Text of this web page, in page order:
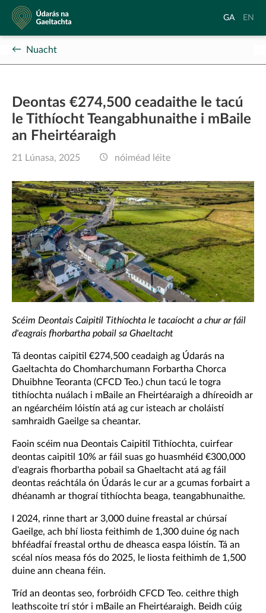
Údarás
na
Gaeltachta
Aistrigh
Gaeilge
GA
to
EN
Nuacht
Deontas €274,500 ceadaithe le tacú
le Tithíocht Teangabhunaithe i mBaile
an Fheirtéaraigh
21 Lúnasa, 2025 nóiméad léite
Scéim Deontais Caipitil Tithíochta le tacaíocht a chur ar fáil
d'eagrais fhorbartha pobail sa Ghaeltacht
Tá deontas caipitil €274,500 ceadaigh ag Údarás na
Gaeltachta do Chomharchumann Forbartha Chorca
Dhuibhne Teoranta (CFCD Teo.) chun tacú le togra
tithíochta nuálach i mBaile an Fheirtéaraigh a dhíreoidh ar
an ngéarchéim lóistín atá ag cur isteach ar choláistí
samhraidh Gaeilge sa cheantar.
Faoin scéim nua Deontais Caipitil Tithíochta, cuirfear
deontas caipitil 10% ar fáil suas go huasmhéid €300,000
d'eagrais fhorbartha pobail sa Ghaeltacht atá ag fáil
deontas reáchtála ón Údarás le cur ar a gcumas forbairt a
dhéanamh ar thograí tithíochta beaga, teangabhunaithe.
I 2024, rinne thart ar 3,000 duine freastal ar chúrsaí
Gaeilge, ach bhí liosta feithimh de 1,300 duine óg nach
bhféadfaí freastal orthu de dheasca easpa lóistín. Tá an
scéal níos measa fós do 2025, le liosta feithimh de 1,500
duine ann cheana féin.
Tríd an deontas seo, forbróidh CFCD Teo. ceithre thigh
leathscoite trí stór i mBaile an Fheirtéaraigh. Beidh cúig